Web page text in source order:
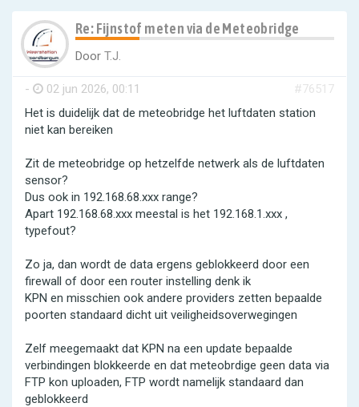
Re: Fijnstof meten via de Meteobridge
Door T.J.
- 02 jun 2026, 00:11
#76517
Het is duidelijk dat de meteobridge het luftdaten station
niet kan bereiken
Zit de meteobridge op hetzelfde netwerk als de luftdaten
sensor?
Dus ook in 192.168.68.xxx range?
Apart 192.168.68.xxx meestal is het 192.168.1.xxx ,
typefout?
Zo ja, dan wordt de data ergens geblokkeerd door een
firewall of door een router instelling denk ik
KPN en misschien ook andere providers zetten bepaalde
poorten standaard dicht uit veiligheidsoverwegingen
Zelf meegemaakt dat KPN na een update bepaalde
verbindingen blokkeerde en dat meteobrdige geen data via
FTP kon uploaden, FTP wordt namelijk standaard dan
geblokkeerd